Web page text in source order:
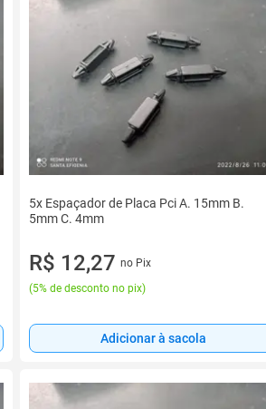
5x Espaçador de Placa Pci A. 15mm B.
5mm C. 4mm
R$ 12,27 no Pix
(5% de desconto no pix)
Adicionar à sacola